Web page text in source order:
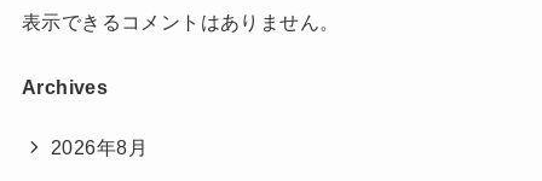
表示できるコメントはありません。
Archives
2026年8月